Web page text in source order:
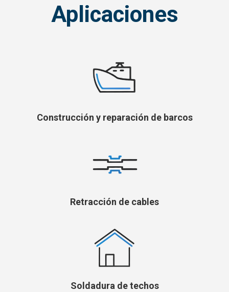
Aplicaciones
Construcción y reparación de barcos
Retracción de cables
Soldadura de techos